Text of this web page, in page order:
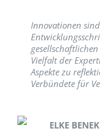
Innovationen
Vielfalt der
Aspekte zu
Verbündete für
ELKE